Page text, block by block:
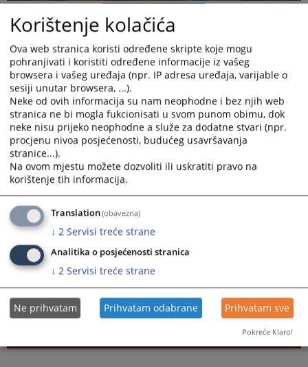
Potvrđena optužnica
Dana 30.05.2025. godine potvrđena je optužnica u predmetu broj:
49 0 K 069590 25 Kps
protiv E.P. zbog krivičnog djela
Posjedovanje i omogućavanje uživanja opojnih droga iz člana 239.
stav 3. KZ F BiH.
Napomena:
„Potvrđivanje optužnice protiv određene osobe ne znači da je
ta osoba zaista i odgovorna za počinjenje krivičnog djela.
Prema principu presumpcije nevinosti, svako se smatra
nevinim za krivično djelo dok se pravosnažnom presudom ne
utvrdi njegova krivica.“
Prikazana vijest je na: Hrvatski jezik
Korištenje kolačića
Ova web stranica koristi određene skripte koje mogu
pohranjivati i koristiti određene informacije iz vašeg
browsera i vašeg uređaja (npr. IP adresa uređaja, varijable o
sesiji unutar browsera, ...).
Neke od ovih informacija su nam neophodne i bez njih web
stranica ne bi mogla fukcionisati u svom punom obimu, dok
neke nisu prijeko neophodne a služe za dodatne stvari (npr.
procjenu nivoa posjećenosti, budućeg usavršavanja
stranice...).
Na ovom mjestu možete dozvoliti ili uskratiti pravo na
korištenje tih informacija.
Translation(obavezna)
↓ 2 Servisi treće strane
Analitika o posjećenosti stranica
↓ 2 Servisi treće strane
Ne prihvatam Prihvatam odabrane Prihvatam sve
Pokreće Klaro!